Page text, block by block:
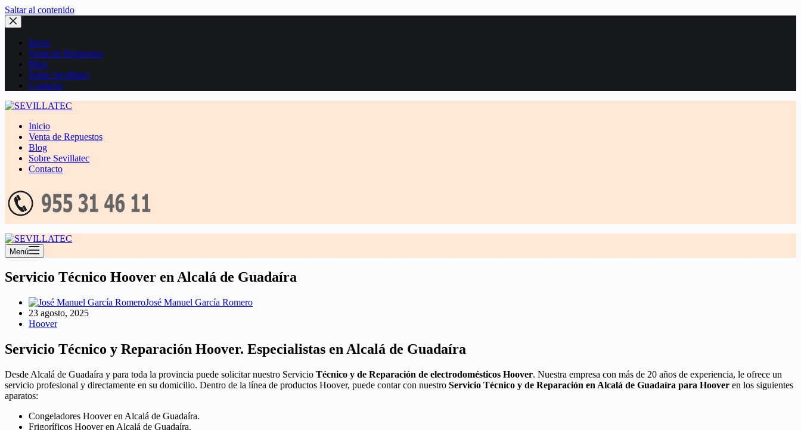
Saltar al contenido
Inicio
Venta de Repuestos
Blog
Sobre Sevillatec
Contacto
Inicio
Venta de Repuestos
Blog
Sobre Sevillatec
Contacto
Menú
Servicio Técnico Hoover en Alcalá de Guadaíra
José Manuel García Romero
23 agosto, 2025
Hoover
Servicio Técnico y Reparación Hoover. Especialistas en Alcalá de Guadaíra
Desde Alcalá de Guadaíra y para toda la provincia puede solicitar nuestro Servicio Técnico y de Reparación de electrodomésticos Hoover. Nuestra empresa con más de 20 años de experiencia, le ofrece un
servicio profesional y directamente en su domicilio. Dentro de la línea de productos Hoover, puede contar con nuestro Servicio Técnico y de Reparación en Alcalá de Guadaíra para Hoover en los siguientes
aparatos:
Congeladores Hoover en Alcalá de Guadaíra.
Frigoríficos Hoover en Alcalá de Guadaíra.